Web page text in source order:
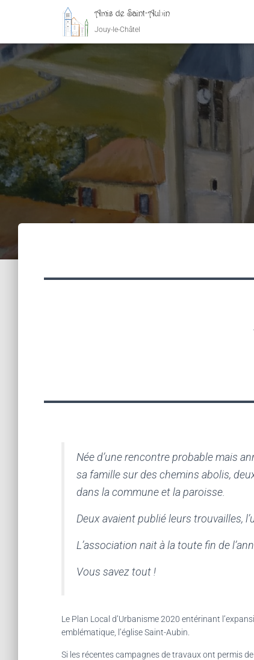
Amis de Saint-Aubin
Jouy-le-Châtel
Née d’une rencontre probable mais
sa famille sur des chemins abolis,
dans la commune et la paroisse.
Deux avaient publié leurs trouvailles,
L’association nait à la toute fin de
Vous savez tout !
Le Plan Local d’Urbanisme 2020 entérinant
emblématique, l’église Saint-Aubin.
Si les récentes campagnes de travaux ont permis